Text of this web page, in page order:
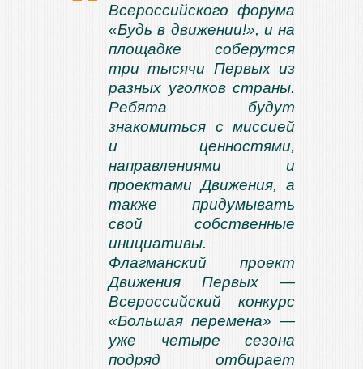
Всероссийского форума
«Будь в движении!», и на
площадке соберутся
три тысячи Первых из
разных уголков страны.
Ребята будут
знакомиться с миссией
и ценностями,
направлениями и
проектами Движения, а
также придумывать
свой собственные
инициативы.
Флагманский проект
Движения Первых —
Всероссийский конкурс
«Большая перемена» —
уже четыре сезона
подряд отбирает